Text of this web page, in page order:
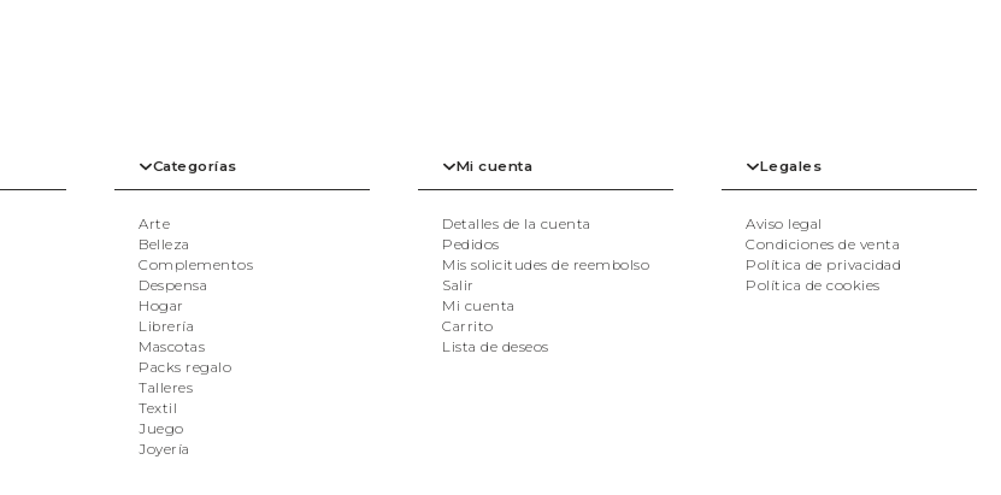
Categorías
Arte
Belleza
Complementos
Despensa
Hogar
Librería
Mascotas
Packs regalo
Talleres
Textil
Juego
Joyería
Mi cuenta
Detalles de la cuenta
Pedidos
Mis solicitudes de reembolso
Salir
Mi cuenta
Carrito
Lista de deseos
Legales
Aviso legal
Condiciones de venta
Política de privacidad
Política de cookies